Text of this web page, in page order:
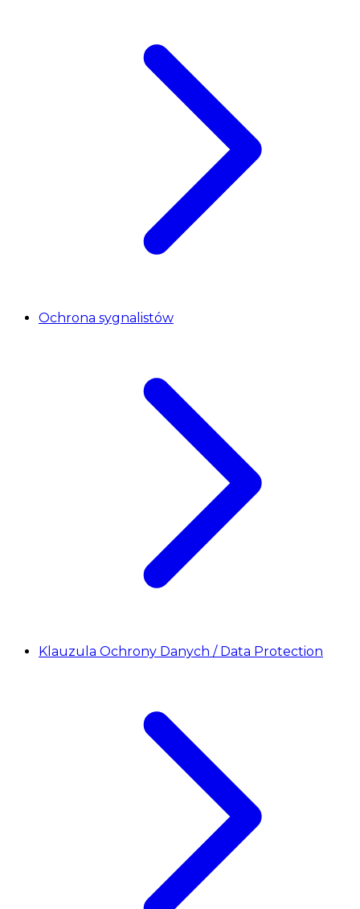
Ochrona sygnalistów
Klauzula Ochrony Danych / Data Protection